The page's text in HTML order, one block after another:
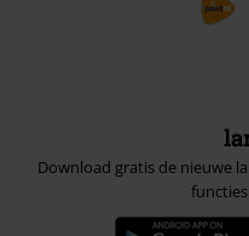
Download gratis de nieuwe